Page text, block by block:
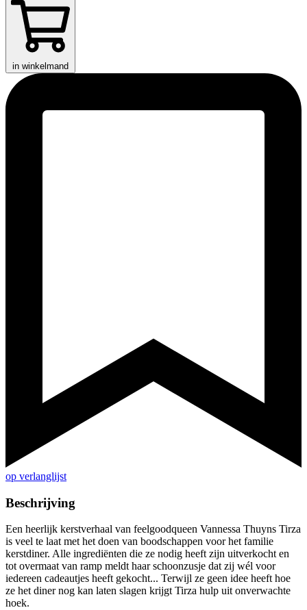
in winkelmand
op verlanglijst
Beschrijving
Een heerlijk kerstverhaal van feelgoodqueen Vannessa Thuyns Tirza
is veel te laat met het doen van boodschappen voor het familie
kerstdiner. Alle ingrediënten die ze nodig heeft zijn uitverkocht en
tot overmaat van ramp meldt haar schoonzusje dat zij wél voor
iedereen cadeautjes heeft gekocht... Terwijl ze geen idee heeft hoe
ze het diner nog kan laten slagen krijgt Tirza hulp uit onverwachte
hoek.